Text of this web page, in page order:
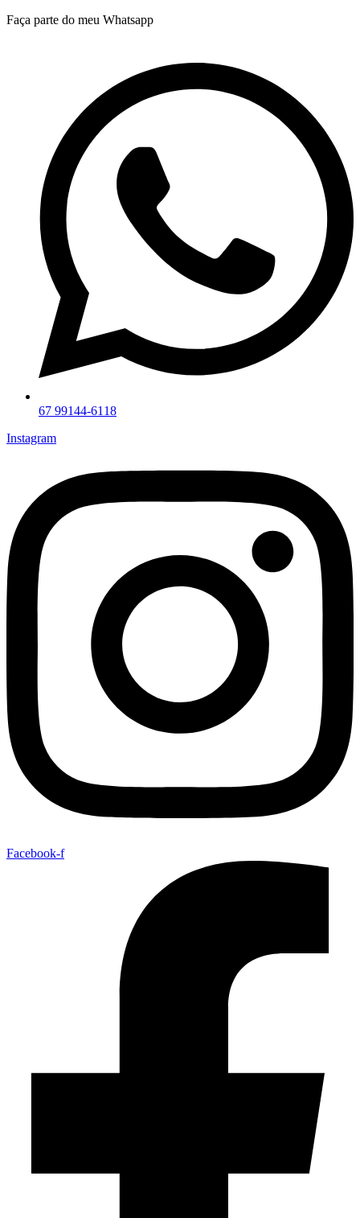
Ir
Faça parte do meu Whatsapp
67 99144-6118
Instagram
Facebook-f